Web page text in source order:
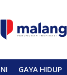
GAYA HIDUP